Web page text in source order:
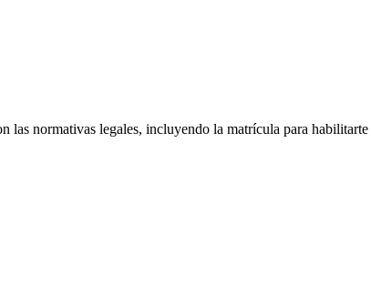
normativas legales, incluyendo la matrícula para habilitarte